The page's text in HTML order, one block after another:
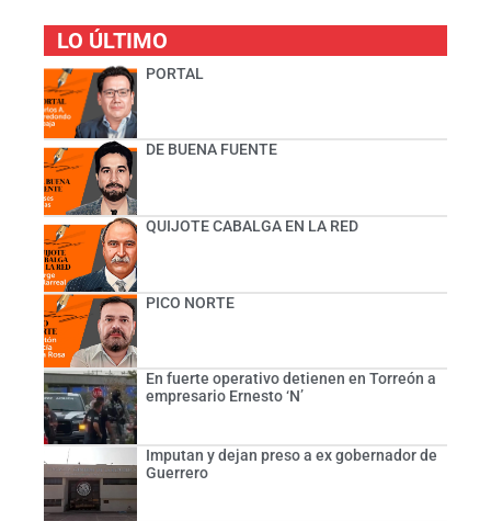
LO ÚLTIMO
PORTAL
DE BUENA FUENTE
QUIJOTE CABALGA EN LA RED
PICO NORTE
En fuerte operativo detienen en Torreón a
empresario Ernesto ‘N’
Imputan y dejan preso a ex gobernador de
Guerrero